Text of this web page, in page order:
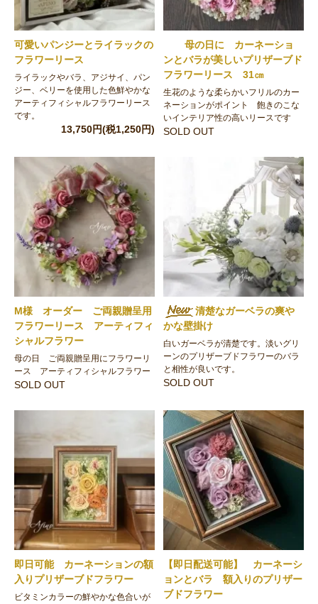
可愛いパンジーとライラックの
フラワーリース
ライラックやバラ、アジサイ、パン
ジー、ベリーを使用した色鮮やかな
アーティフィシャルフラワーリース
です。
13,750円(税1,250円)
母の日に カーネーショ
ンとバラが美しいプリザーブド
フラワーリース 31㎝
生花のような柔らかいフリルのカー
ネーションがポイント 飽きのこな
いインテリア性の高いリースです
SOLD OUT
M様 オーダー ご両親贈呈用
フラワーリース アーティフィ
シャルフラワー
母の日 ご両親贈呈用にフラワーリ
ース アーティフィシャルフラワー
SOLD OUT
清楚なガーベラの爽や
かな壁掛け
白いガーベラが清楚です。淡いグリ
ーンのプリザーブドフラワーのバラ
と相性が良いです。
SOLD OUT
即日可能 カーネーションの額
入りプリザーブドフラワー
ビタミンカラーの鮮やかな色合いが
【即日配送可能】 カーネーシ
ョンとバラ 額入りのプリザー
ブドフラワー